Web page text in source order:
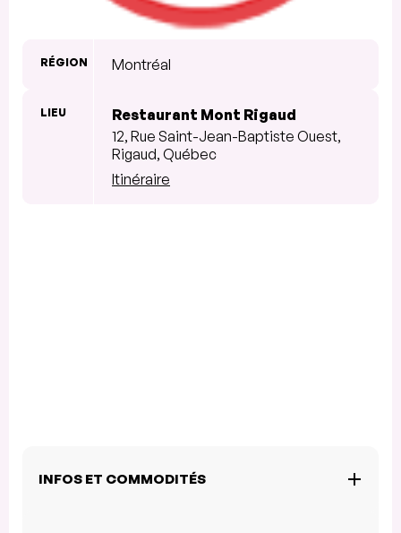
RÉGION Montréal
LIEU
Restaurant Mont Rigaud
12, Rue Saint-Jean-Baptiste Ouest,
Rigaud, Québec
Itinéraire
INFOS ET COMMODITÉS